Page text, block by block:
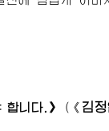
니다.》 ( 《 김정